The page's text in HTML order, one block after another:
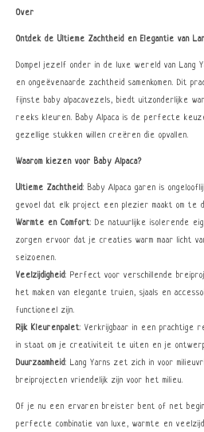
Over
Ontdek de Ultieme Zachtheid en Elegantie van
Dompel jezelf onder in de luxe wereld van Lang
en ongeëvenaarde zachtheid samenkomen. Dit
fijnste baby alpacavezels, biedt uitzonderlijke
reeks kleuren. Baby Alpaca is de perfecte
gezellige stukken willen creëren die opvallen.
Waarom kiezen voor Baby Alpaca?
Ultieme Zachtheid: Baby Alpaca garen is
gevoel dat elk project een plezier maakt om te
Warmte en Comfort: De natuurlijke isolerende
zorgen ervoor dat je creaties warm maar licht
seizoenen.
Veelzijdigheid: Perfect voor verschillende
het maken van elegante truien, sjaals en
functioneel zijn.
Rijk Kleurenpalet: Verkrijgbaar in een prachtige
in staat om je creativiteit te uiten en je
Duurzaamheid: Lang Yarns zet zich in voor
breiprojecten vriendelijk zijn voor het milieu.
Of je nu een ervaren breister bent of net
perfecte combinatie van luxe, warmte en